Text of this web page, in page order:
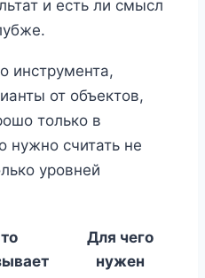
и есть ли смысл
инструмента,
от объектов,
только в
нужно считать не
уровней
Для чего
нужен